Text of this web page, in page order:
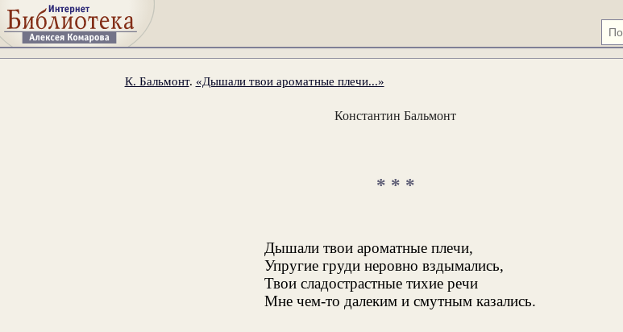
К. Бальмонт. «Дышали твои ароматные плечи...»
Константин Бальмонт
* * *
Дышали твои ароматные плечи,
Упругие груди неровно вздымались,
Твои сладострастные тихие речи
Мне чем-то далеким и смутным казались.